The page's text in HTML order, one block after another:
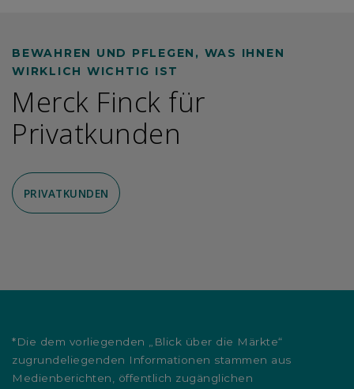
BEWAHREN UND PFLEGEN, WAS IHNEN
WIRKLICH WICHTIG IST
Merck Finck für
Privatkunden
PRIVATKUNDEN
*Die dem vorliegenden „Blick über die Märkte“
zugrundeliegenden Informationen stammen aus
Medienberichten, öffentlich zugänglichen